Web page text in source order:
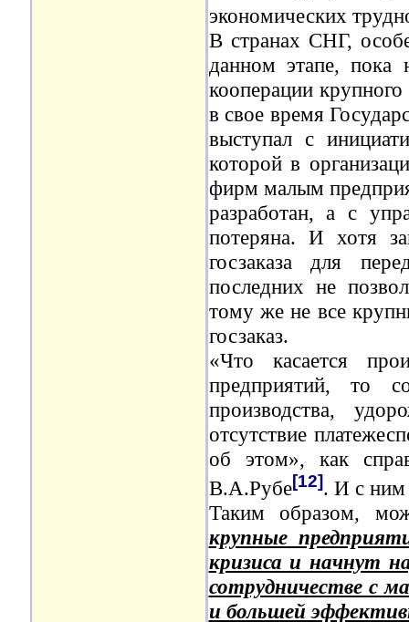
экономических
В странах СНГ,
данном этапе, пока
кооперации
в свое время
выступал с
которой в
фирм малым
разработан, а с
потеряна. И хотя
госзаказа для
последних не
тому же не все
госзаказ.
«Что касается
предприятий, то
производства,
отсутствие
об этом», как
В.А.Рубе[12]. И с ним
Таким образом,
крупные
кризиса и начнут
сотрудничестве с
и большей